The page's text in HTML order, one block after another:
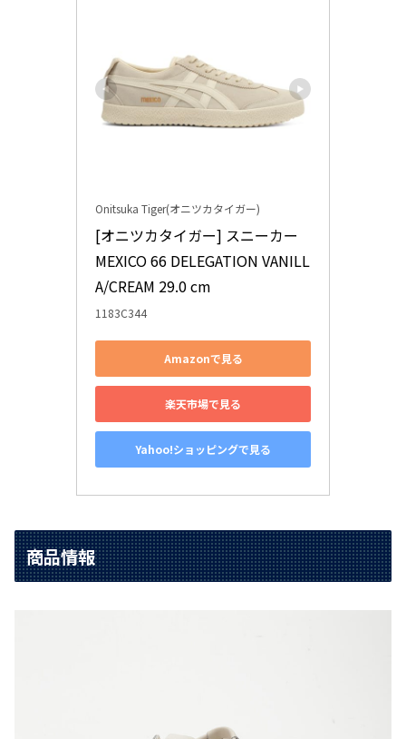
Onitsuka Tiger(オニツカタイガー)
[オニツカタイガー] スニーカー
MEXICO 66 DELEGATION VANILL
A/CREAM 29.0 cm
1183C344
Amazonで見る
楽天市場で見る
Yahoo!ショッピングで見る
商品情報